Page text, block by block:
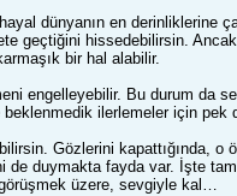
dünyanın en derinliklerine
geçtiğini hissedebilirsin.
bir hal alabilir.
engelleyebilir. Bu durum da
ilerlemeler için pek
Gözlerini kapattığında, o
duymakta fayda var. İşte
üzere, sevgiyle kal…